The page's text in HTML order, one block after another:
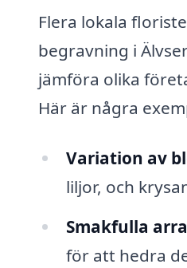
Flera lokala
begravning i
jämföra olika
Här är några
Variation av
liljor, och
Smakfulla
för att hedra